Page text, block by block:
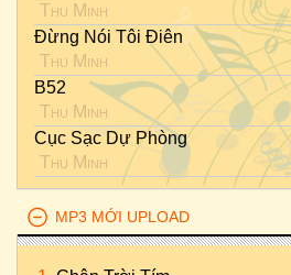
Thu Minh
Đừng Nói Tôi Điên
Thu Minh
B52
Thu Minh
Cục Sạc Dự Phòng
Thu Minh
MP3 MỚI UPLOAD